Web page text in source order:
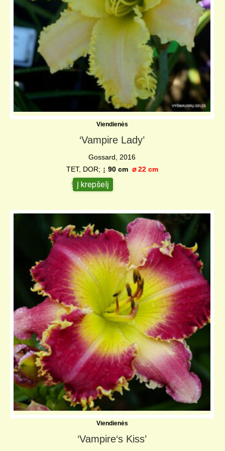
Viendienės
‘Vampire Lady’
Gossard, 2016
TET, DOR; ↨ 90 cm ⌀22 cm
95,00€
Į krepšelį
Viendienės
‘Vampire‘s Kiss’